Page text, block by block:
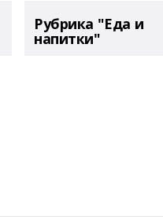
Рубрика "Еда и
напитки"